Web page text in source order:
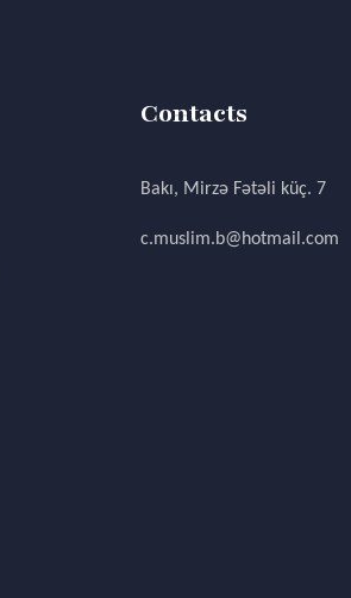
Contacts
Bakı, Mirzə Fətəli küç. 7
c.muslim.b@hotmail.com